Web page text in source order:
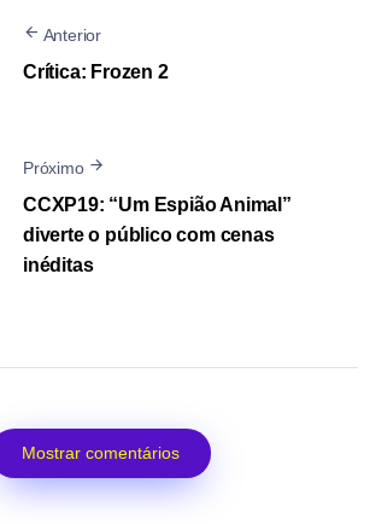
Anterior
Crítica: Frozen 2
Próximo
CCXP19: “Um Espião Animal”
diverte o público com cenas
inéditas
Mostrar comentários